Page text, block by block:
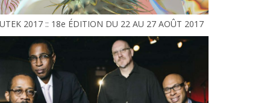
2017 :: 18e ÉDITION DU 22 AU 27 AOÛT 2017